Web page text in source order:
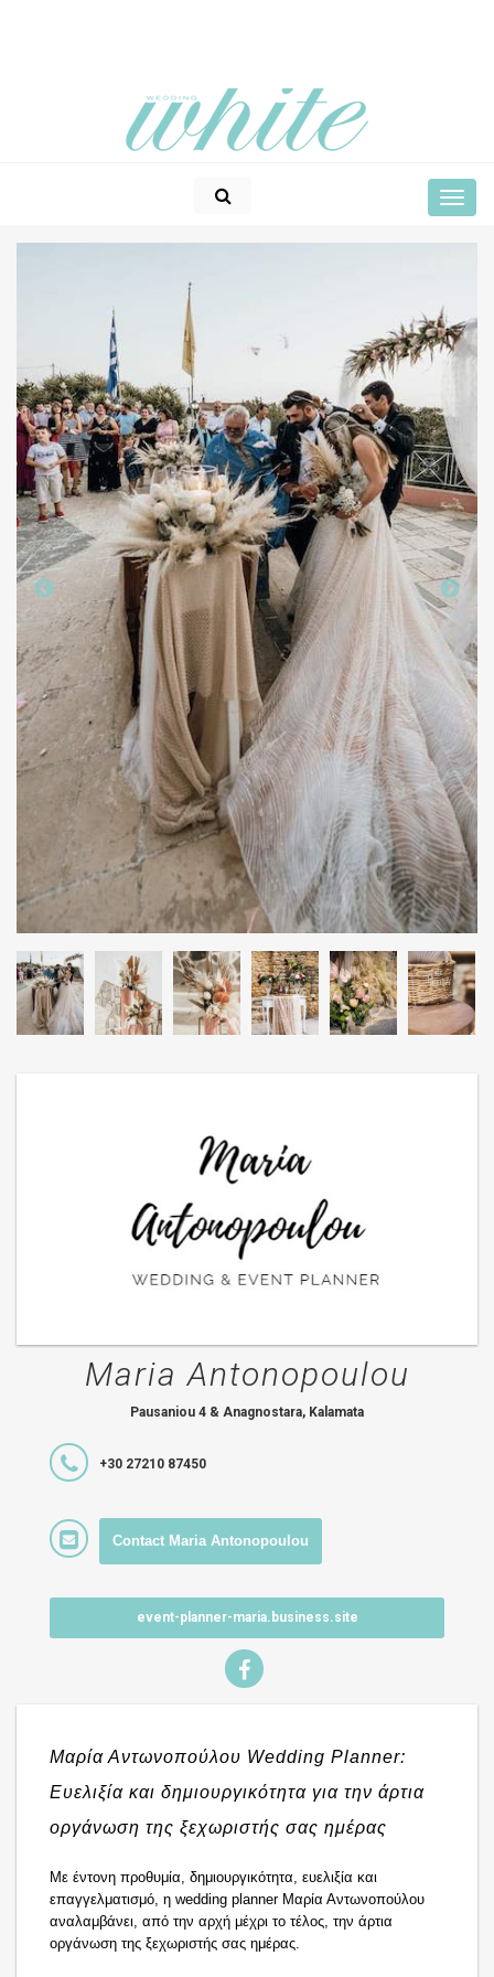
Maria Antonopoulou
Pausaniou 4 & Anagnostara, Kalamata
+30 27210 87450
Contact Maria Antonopoulou
event-planner-maria.business.site
Μαρία Αντωνοπούλου Wedding Planner:
Ευελιξία και δημιουργικότητα για την άρτια
οργάνωση της ξεχωριστής σας ημέρας
Με έντονη προθυμία, δημιουργικότητα, ευελιξία και
επαγγελματισμό, η wedding planner Μαρία Αντωνοπούλου
αναλαμβάνει, από την αρχή μέχρι το τέλος, την άρτια
οργάνωση της ξεχωριστής σας ημέρας.